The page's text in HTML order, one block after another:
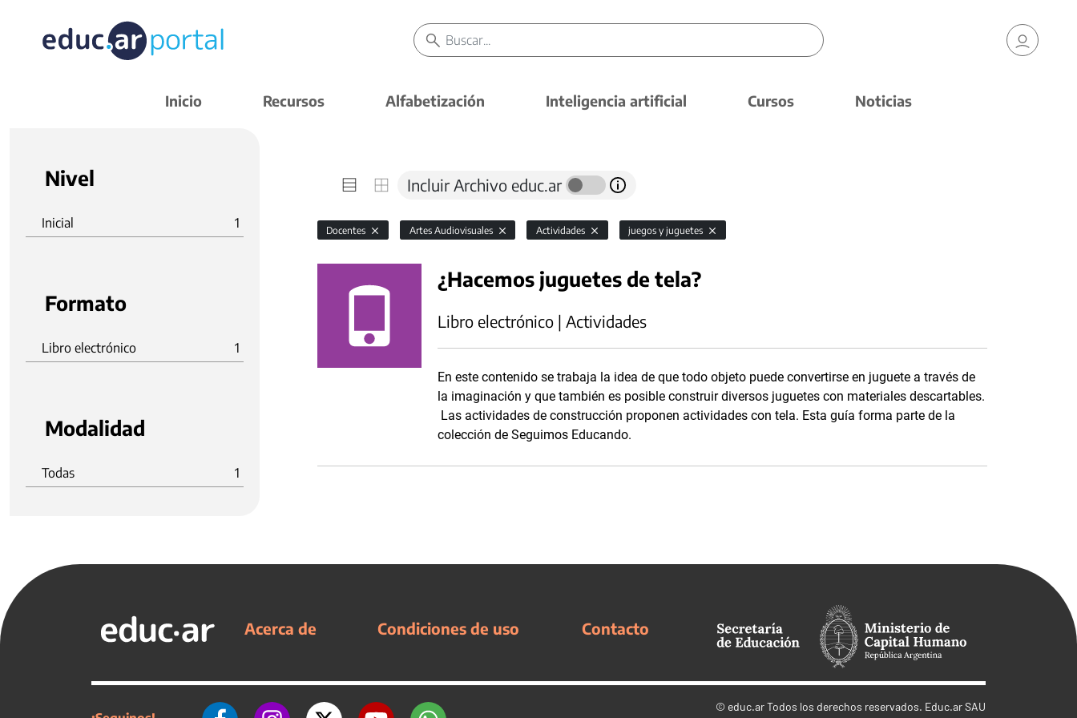
Inicio Recursos Alfabetización Inteligencia artificial Cursos Noticias
Nivel
Inicial 1
Formato
Libro electrónico 1
Modalidad
Todas 1
Incluir Archivo educ.ar
Docentes Artes Audiovisuales Actividades juegos y juguetes
¿Hacemos juguetes de tela?
Libro electrónico | Actividades
En este contenido se trabaja la idea de que todo objeto puede convertirse en juguete a través de
la imaginación y que también es posible construir diversos juguetes con materiales descartables.
Las actividades de construcción proponen actividades con tela. Esta guía forma parte de la
colección de Seguimos Educando.
Acerca de Condiciones de uso Contacto
© educ.arTodos los derechos reservados. Educ.ar SAU